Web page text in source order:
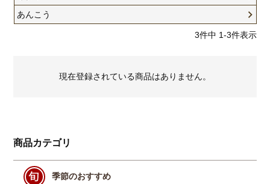
あんこう
3件中 1-3件表示
現在登録されている商品はありません。
商品カテゴリ
季節のおすすめ